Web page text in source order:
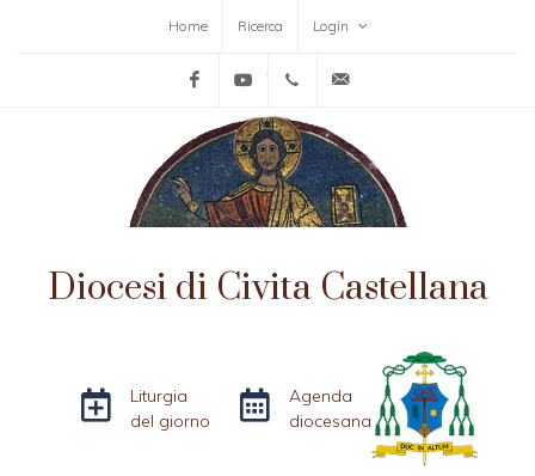
Home Ricerca Login
FacebookYouTube+39-0761-515152
Diocesi di Civita Castellana
Liturgia
del giorno
Agenda
diocesana